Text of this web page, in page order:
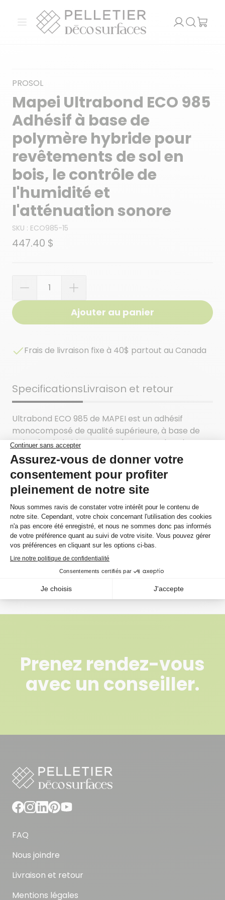
Ouvrir le menu
Pelletier Déco Surfaces
PROSOL
Mapei Ultrabond ECO 985
Adhésif à base de
polymère hybride pour
revêtements de sol en
bois, le contrôle de
l'humidité et
l'atténuation sonore
SKU : ECO985-15
447.40 $
Ajouter au panier
Frais de livraison fixe à 40$ partout au Canada
SpecificationsLivraison et retour
Ultrabond ECO 985 de MAPEI est un adhésif
monocomposé de qualité supérieure, à base de
polymère hybride, pour revêtements de sol en
bois. Il est formulé sans eau, solvants, amines,
isocyanates, plastifiants phtalates ni résines
époxydes et présente un niveau d’émission de
composés organiques volatils (COV)
extrêmement faible. La formule d’Ultrabond ECO
985 procure également d’excellentes propriétés
d’atténuation sonore, nécessaires dans les
habitations à unités multiples. Grâce à ses
propriétés de contrôle de l’humidité, Ultrabond
ECO 985 protège le revêtement de bois contre les
émissions de vapeur d’eau provenant des dalles
de béton, et ce, en une seule application.
Prenez rendez-vous
avec un conseiller.
FAQ
Nous joindre
Livraison et retour
Mentions légales